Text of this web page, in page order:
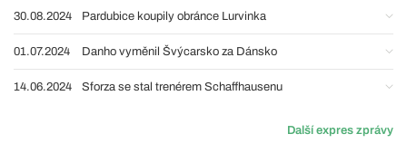
30.08.2024 Pardubice koupily obránce Lurvinka
01.07.2024 Danho vyměnil Švýcarsko za Dánsko
14.06.2024 Sforza se stal trenérem Schaffhausenu
Další expres zprávy